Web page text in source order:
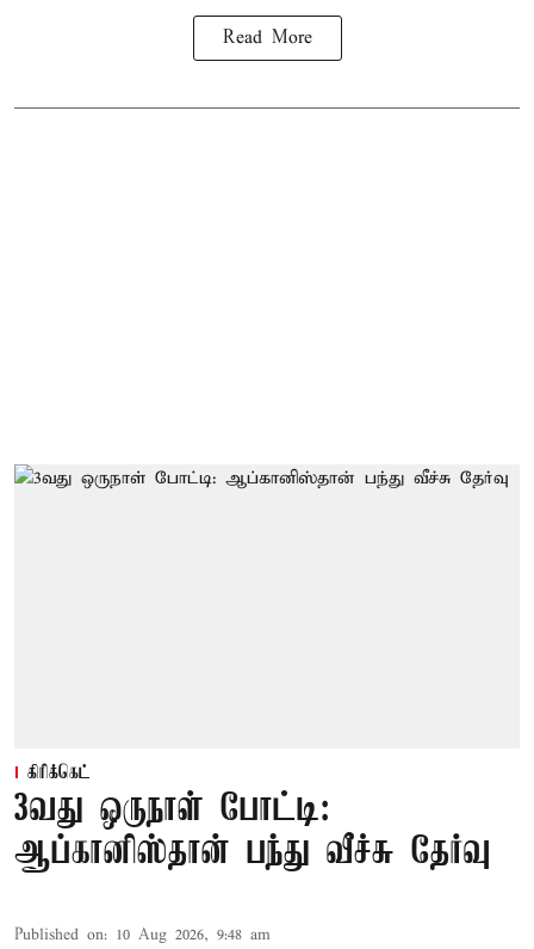
Read More
கிரிக்கெட்
3வது ஒருநாள் போட்டி:
ஆப்கானிஸ்தான் பந்து வீச்சு தேர்வு
Published on: 10 Aug 2026, 9:48 am